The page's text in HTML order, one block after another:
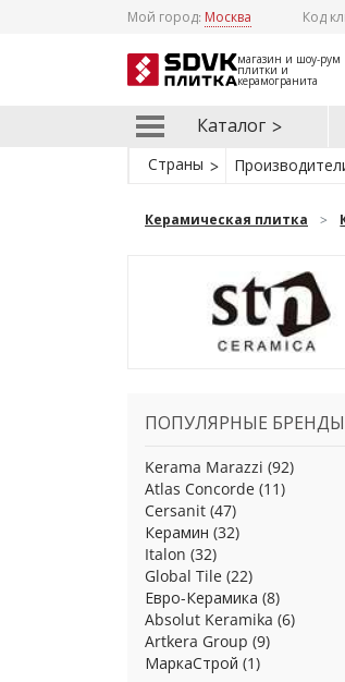
Мой город: Москва Код
магазин и шоу-рум
плитки и
керамогранита
Каталог
Страны
Керамическая плитка
ПОПУЛЯРНЫЕ БРЕНДЫ
Kerama Marazzi (92)
Atlas Concorde (11)
Cersanit (47)
Керамин (32)
Italon (32)
Global Tile (22)
Евро-Керамика (8)
Absolut Keramika (6)
Artkera Group (9)
МаркаСтрой (1)